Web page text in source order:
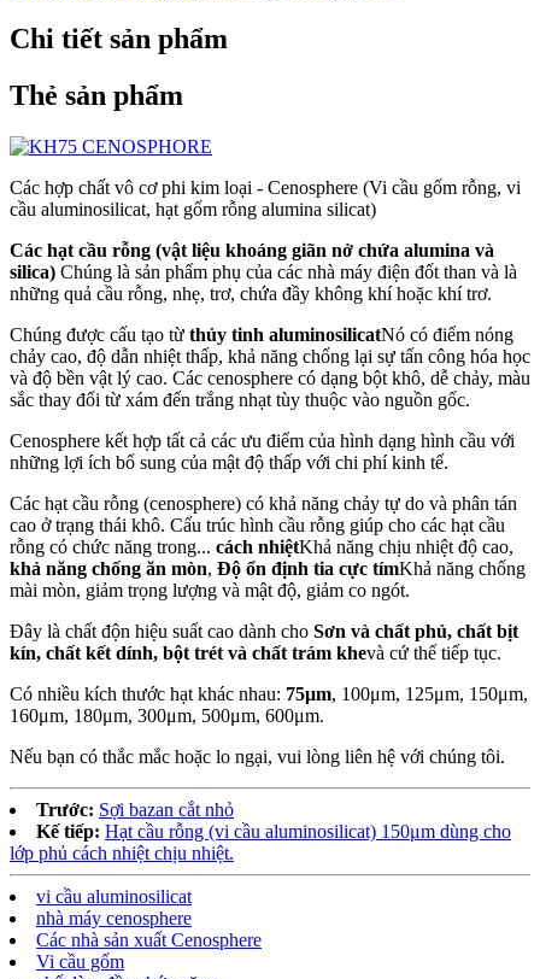
Chi tiết sản phẩm
Thẻ sản phẩm
Các hợp chất vô cơ phi kim loại - Cenosphere (Vi cầu gốm rỗng, vi
cầu aluminosilicat, hạt gốm rỗng alumina silicat)
Các hạt cầu rỗng (vật liệu khoáng giãn nở chứa alumina và
silica) Chúng là sản phẩm phụ của các nhà máy điện đốt than và là
những quả cầu rỗng, nhẹ, trơ, chứa đầy không khí hoặc khí trơ.
Chúng được cấu tạo từ thủy tinh aluminosilicatNó có điểm nóng
chảy cao, độ dẫn nhiệt thấp, khả năng chống lại sự tấn công hóa học
và độ bền vật lý cao. Các cenosphere có dạng bột khô, dễ chảy, màu
sắc thay đổi từ xám đến trắng nhạt tùy thuộc vào nguồn gốc.
Cenosphere kết hợp tất cả các ưu điểm của hình dạng hình cầu với
những lợi ích bổ sung của mật độ thấp với chi phí kinh tế.
Các hạt cầu rỗng (cenosphere) có khả năng chảy tự do và phân tán
cao ở trạng thái khô. Cấu trúc hình cầu rỗng giúp cho các hạt cầu
rỗng có chức năng trong... cách nhiệtKhả năng chịu nhiệt độ cao,
khả năng chống ăn mòn, Độ ổn định tia cực tímKhả năng chống
mài mòn, giảm trọng lượng và mật độ, giảm co ngót.
Đây là chất độn hiệu suất cao dành cho Sơn và chất phủ, chất bịt
kín, chất kết dính, bột trét và chất trám khevà cứ thế tiếp tục.
Có nhiều kích thước hạt khác nhau: 75μm, 100μm, 125μm, 150μm,
160μm, 180μm, 300μm, 500μm, 600μm.
Nếu bạn có thắc mắc hoặc lo ngại, vui lòng liên hệ với chúng tôi.
Trước: Sợi bazan cắt nhỏ
Kế tiếp: Hạt cầu rỗng (vi cầu aluminosilicat) 150μm dùng cho
lớp phủ cách nhiệt chịu nhiệt.
vi cầu aluminosilicat
nhà máy cenosphere
Các nhà sản xuất Cenosphere
Vi cầu gốm